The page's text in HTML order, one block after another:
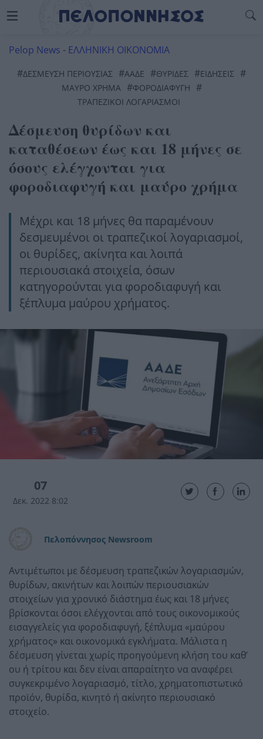
Pelop News - ΕΛΛΗΝΙΚΗ ΟΙΚΟΝΟΜΙΑ
#ΔΈΣΜΕΥΣΗ ΠΕΡΙΟΥΣΊΑΣ #ΑΑΔΕ #ΘΥΡΙΔΕΣ #ΕΙΔΗΣΕΙΣ #
ΜΑΥΡΟ ΧΡΗΜΑ #ΦΟΡΟΔΙΑΦΥΓΗ #
ΤΡΑΠΕΖΙΚΟΙ ΛΟΓΑΡΙΑΣΜΟΙ
Δέσμευση θυρίδων και
καταθέσεων έως και 18 μήνες σε
όσους ελέγχονται για
φοροδιαφυγή και μαύρο χρήμα
Μέχρι και 18 μήνες θα παραμένουν
δεσμευμένοι οι τραπεζικοί λογαριασμοί,
οι θυρίδες, ακίνητα και λοιπά
περιουσιακά στοιχεία, όσων
κατηγορούνται για φοροδιαφυγή και
ξέπλυμα μαύρου χρήματος.
07
Δεκ. 2022 8:02
Πελοπόννησος Newsroom
Αντιμέτωποι με δέσμευση τραπεζικών λογαριασμών,
θυρίδων, ακινήτων και λοιπών περιουσιακών
στοιχείων για χρονικό διάστημα έως και 18 μήνες
βρίσκονται όσοι ελέγχονται από τους οικονομικούς
εισαγγελείς για φοροδιαφυγή, ξέπλυμα «μαύρου
χρήματος» και οικονομικά εγκλήματα. Μάλιστα η
δέσμευση γίνεται χωρίς προηγούμενη κλήση του καθ’
ου ή τρίτου και δεν είναι απαραίτητο να αναφέρει
συγκεκριμένο λογαριασμό, τίτλο, χρηματοπιστωτικό
προϊόν, θυρίδα, κινητό ή ακίνητο περιουσιακό
στοιχείο.